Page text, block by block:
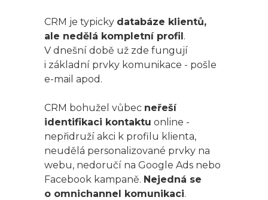
CRM je typicky databáze klientů,
ale nedělá kompletní profil.
V dnešní době už zde fungují
i základní prvky komunikace - pošle
e-mail apod.
CRM bohužel vůbec neřeší
identifikaci kontaktu online -
nepřidruží akci k profilu klienta,
neudělá personalizované prvky na
webu, nedoručí na Google Ads nebo
Facebook kampaně. Nejedná se
o omnichannel komunikaci.